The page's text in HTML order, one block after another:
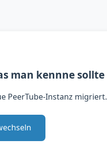
man kennne sollte
PeerTube-Instanz migriert.